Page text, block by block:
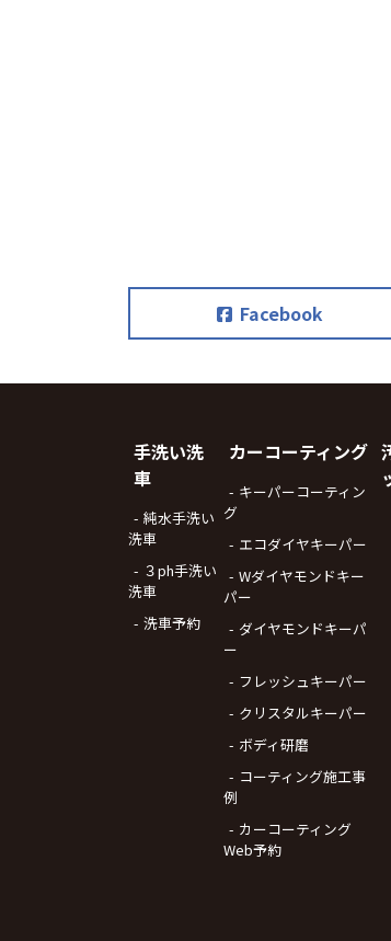
Facebook
手洗い洗
車
純水手洗い
洗車
３ph手洗い
洗車
洗車予約
カーコーティング
キーパーコーティン
グ
エコダイヤキーパー
Wダイヤモンドキー
パー
ダイヤモンドキーパ
ー
フレッシュキーパー
クリスタルキーパー
ボディ研磨
コーティング施工事
例
カーコーティング
Web予約